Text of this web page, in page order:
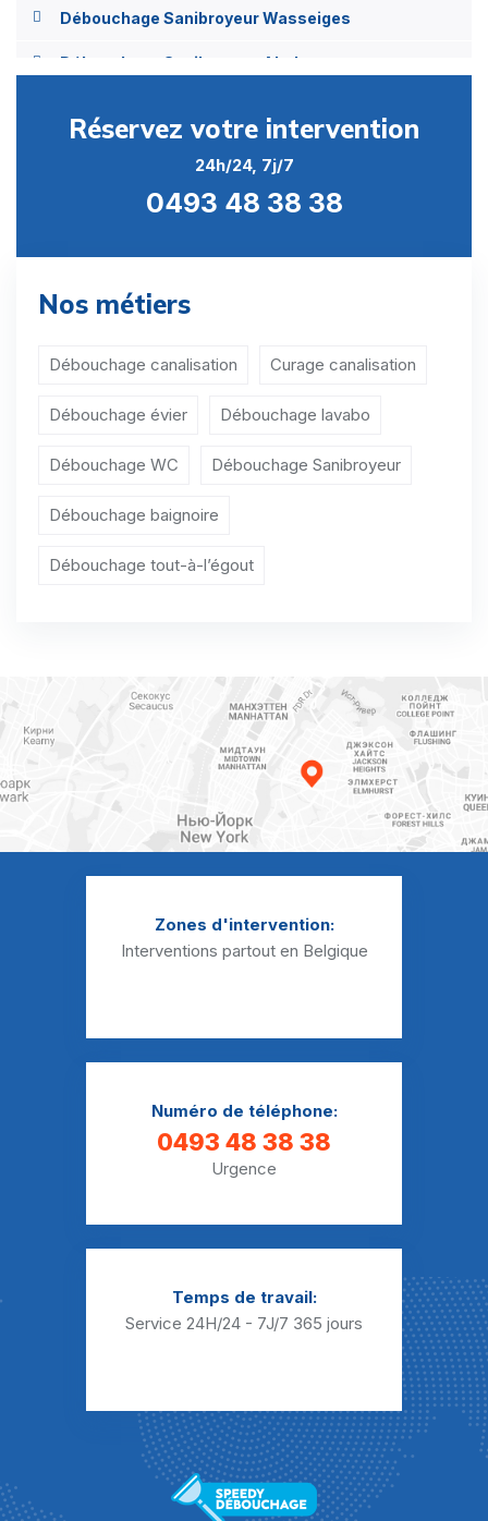
Débouchage Sanibroyeur Wasseiges
Débouchage Sanibroyeur Abolens
Débouchage Sanibroyeur Ambresin
Débouchage Sanibroyeur Bergilers
Débouchage Sanibroyeur Berloz
Débouchage Sanibroyeur Bertrée
Débouchage Sanibroyeur Bettincourt
Débouchage Sanibroyeur Borlez
Débouchage Sanibroyeur Bovenistier
Débouchage Sanibroyeur Braives
Débouchage Sanibroyeur Ciplet
Débouchage Sanibroyeur Crehen
Débouchage Sanibroyeur Fallais
Débouchage Sanibroyeur Fexhe-le-Haut-Clocher
Débouchage Sanibroyeur Fize-le-Marsal
Débouchage Sanibroyeur Fumal
Débouchage Sanibroyeur Grandville
Débouchage Sanibroyeur Haneffe
Réservez votre intervention
24h/24, 7j/7
0493 48 38 38
Nos métiers
Débouchage canalisation Curage canalisation
Débouchage évier Débouchage lavabo
Débouchage WC Débouchage Sanibroyeur
Débouchage baignoire
Débouchage tout-à-l’égout
Zones d'intervention:
Interventions partout en Belgique
Numéro de téléphone:
0493 48 38 38
Urgence
Temps de travail:
Service 24H/24 - 7J/7 365 jours